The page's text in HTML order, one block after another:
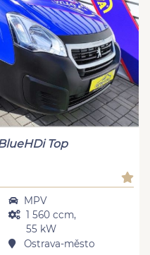
Top
MPV
1 560 ccm,
55 kW
Ostrava-město